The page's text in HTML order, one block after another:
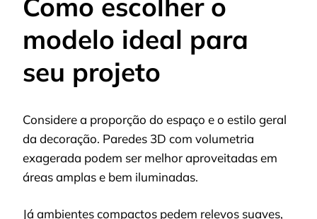
modelo ideal para
seu projeto
Considere a proporção do espaço e o estilo geral
da decoração. Paredes 3D com volumetria
exagerada podem ser melhor aproveitadas em
áreas amplas e bem iluminadas.
Já ambientes compactos pedem relevos suaves,